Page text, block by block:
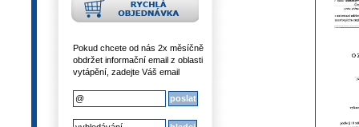
Pokud chcete od nás 2x měsíčně
obdržet informační email z oblasti
vytápění, zadejte Váš email